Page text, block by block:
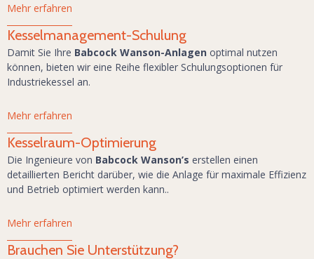
Mehr erfahren
Kesselmanagement-Schulung
Damit Sie Ihre Babcock Wanson-Anlagen optimal nutzen
können, bieten wir eine Reihe flexibler Schulungsoptionen für
Industriekessel an.
Mehr erfahren
Kesselraum-Optimierung
Die Ingenieure von Babcock Wanson’s erstellen einen
detaillierten Bericht darüber, wie die Anlage für maximale Effizienz
und Betrieb optimiert werden kann..
Mehr erfahren
Brauchen Sie Unterstützung?